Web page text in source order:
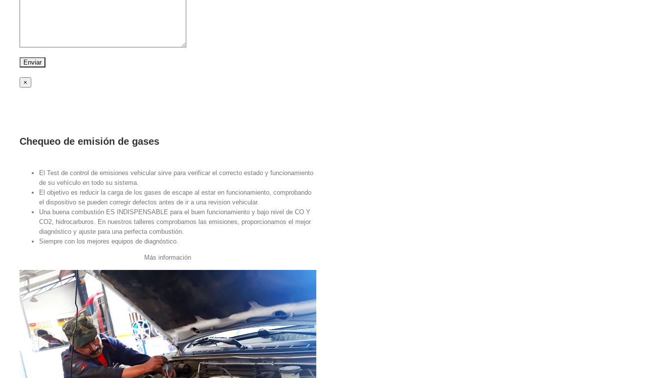
×
Chequeo de emisión de gases
El Test de control de emisiones vehicular sirve para verificar el correcto estado y funcionamiento
de su vehículo en todo su sistema.
El objetivo es reducir la carga de los gases de escape al estar en funcionamiento, comprobando
el dispositivo se pueden corregir defectos antes de ir a una revision vehicular.
Una buena combustión ES INDISPENSABLE para el buen funcionamiento y bajo nivel de CO Y
CO2, hidrocarburos. En nuestros talleres comprobamos las emisiones, proporcionamos el mejor
diagnóstico y ajuste para una perfecta combustión.
Siempre con los mejores equipos de diagnóstico.
Más información